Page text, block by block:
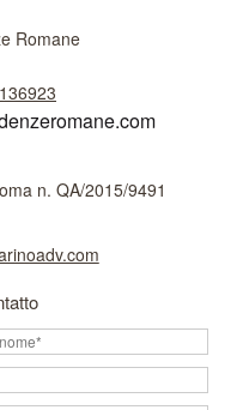
Romane
n. QA/2015/9491